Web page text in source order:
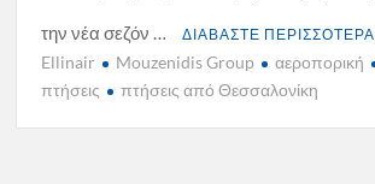
την νέα σεζόν …
ΔΙΑΒΑΣΤΕ ΠΕΡΙΣΣΟΤΕΡΑ
Ellinair Mouzenidis Group αεροπορική
πτήσεις
πτήσεις από Θεσσαλονίκη